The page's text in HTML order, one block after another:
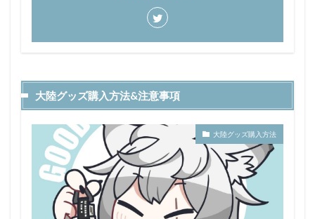
大陸グッズ購入方法&注意事項
大陸グッズ購入方法